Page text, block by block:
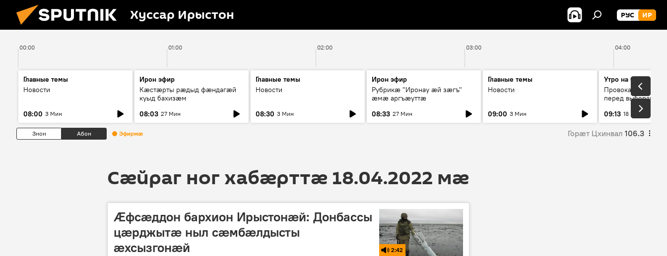
Хуссар Ирыстон РУС ИР
00:00 01:00 02:00 03:00 04:00
Главные темы
Новости
08:00 3 Мин
Ирон эфир
Кæстæрты рæдыд фæндагæй
куыд бахизæм
08:03 27 Мин
Главные темы
Новости
08:30 3 Мин
Ирон эфир
Рубрикæ "Иронау ӕй зӕгъ"
ӕмӕ аргъӕуттӕ
08:33 27 Мин
Главные темы
Новости
09:00 3 Мин
Утро на Спутнике
Провокации со
перед выборами в
09:13 18 Мин
Знон Абон Эфирмæ Горӕт Цхинвал 106.3
Сӕйраг ног хабӕрттӕ 18.04.2022 мӕ
Æфсæддон бархион Ирыстонӕй: Донбассы
цæрджытæ ныл сæмбæлдысты
æхсызгонæй
2:42